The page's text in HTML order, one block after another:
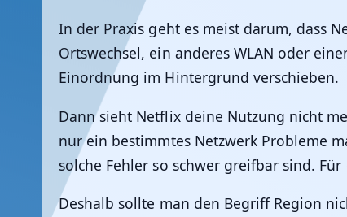
In der Praxis geht es meist darum, dass
Ortswechsel, ein anderes WLAN oder
Einordnung im Hintergrund verschieben.
Dann sieht Netflix deine Nutzung nicht
nur ein bestimmtes Netzwerk Probleme
solche Fehler so schwer greifbar sind.
Deshalb sollte man den Begriff Region